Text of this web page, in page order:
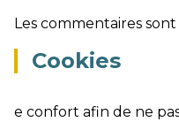
Les commentaires sont
Cookies
e confort afin de ne pas